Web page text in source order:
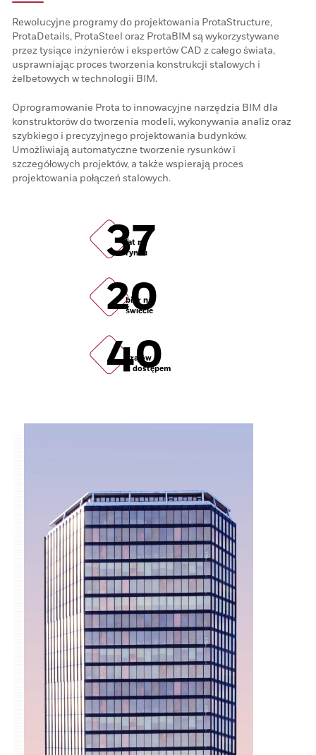
Rewolucyjne programy do projektowania ProtaStructure,
ProtaDetails, ProtaSteel oraz ProtaBIM są wykorzystywane
przez tysiące inżynierów i ekspertów CAD z całego świata,
usprawniając proces tworzenia konstrukcji stalowych i
żelbetowych w technologii BIM.
Oprogramowanie Prota to innowacyjne narzędzia BIM dla
konstruktorów do tworzenia modeli, wykonywania analiz oraz
szybkiego i precyzyjnego projektowania budynków.
Umożliwiają automatyczne tworzenie rysunków i
szczegółowych projektów, a także wspierają proces
projektowania połączeń stalowych.
37
lat na
rynku
20
biur na
świecie
40
krajów
z dostępem